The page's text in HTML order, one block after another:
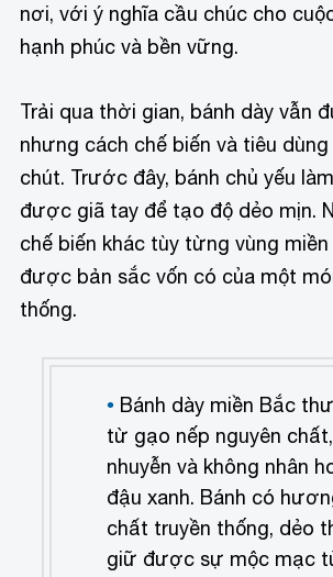
nơi, với ý nghĩa cầu chúc cho
hạnh phúc và bền vững.
Trải qua thời gian, bánh dày vẫn
nhưng cách chế biến và tiêu
chút. Trước đây, bánh chủ yếu
được giã tay để tạo độ dẻo mịn.
chế biến khác tùy từng vùng
được bản sắc vốn có của một
thống.
Bánh dày miền Bắc
từ gạo nếp nguyên
nhuyễn và không nhân
đậu xanh. Bánh có
chất truyền thống, dẻo
giữ được sự mộc mạc